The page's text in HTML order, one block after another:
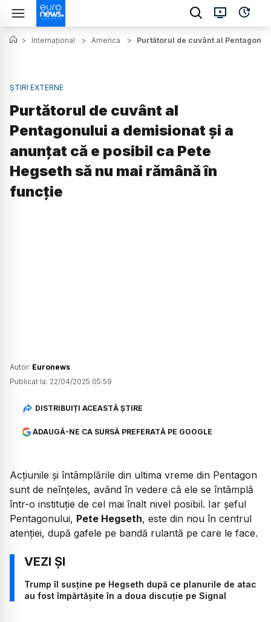
> Internațional > America > Purtătorul de cuvânt al
ȘTIRI EXTERNE
Purtătorul de cuvânt al
Pentagonului a demisionat și a
anunțat că e posibil ca Pete
Hegseth să nu mai rămână în
funcție
Autor: Euronews
Publicat la: 22/04/2025 05:59
DISTRIBUIȚI ACEASTĂ ȘTIRE
ADAUGĂ-NE CA SURSĂ PREFERATĂ PE GOOGLE
Acțiunile și întâmplările din ultima vreme din Pentagon
sunt de neînțeles, având în vedere că ele se întâmplă
într-o instituție de cel mai înalt nivel posibil. Iar șeful
Pentagonului, Pete Hegseth, este din nou în centrul
atenției, după gafele pe bandă rulantă pe care le face.
Trump îl susține pe Hegseth după ce planurile de atac
au fost împărtășite în a doua discuție pe Signal